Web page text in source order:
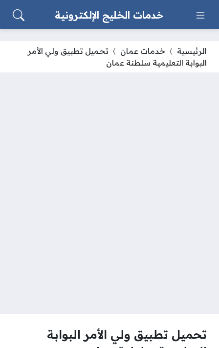
خدمات الخليج الإلكترونية
الرئيسية خدمات عمان
تحميل تطبيق ولي الأمر
البوابة التعليمية سلطنة عمان
تحميل تطبيق ولي الأمر البوابة